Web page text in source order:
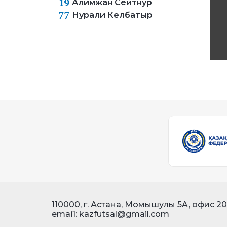
Алимжан Сейтнур
77 Нурали Келбатыр
110000, г. Астана, Момышулы 5A, офис
emai1: kazfutsal@gmail.com